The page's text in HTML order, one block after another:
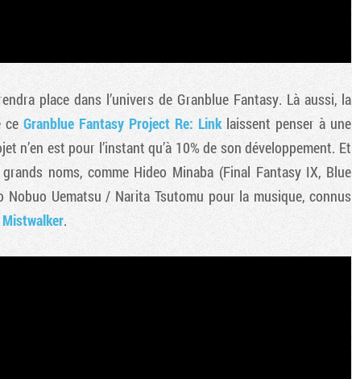
place dans l’univers de Granblue Fantasy. Là aussi, la
ce Granblue Fantasy Project Re: Link laissent penser à une
n’en est pour l’instant qu’à 10% de son développement. Et
noms, comme Hideo Minaba (Final Fantasy IX, Blue
Uematsu / Narita Tsutomu pour la musique, connus
Mistwalker.